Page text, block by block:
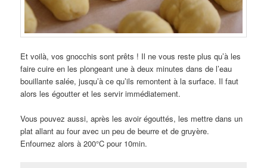
Et voilà, vos gnocchis sont prêts ! Il ne vous reste plus qu’à les
faire cuire en les plongeant une à deux minutes dans de l’eau
bouillante salée, jusqu’à ce qu’ils remontent à la surface. Il faut
alors les égoutter et les servir immédiatement.
Vous pouvez aussi, après les avoir égouttés, les mettre dans un
plat allant au four avec un peu de beurre et de gruyère.
Enfournez alors à 200°C pour 10min.